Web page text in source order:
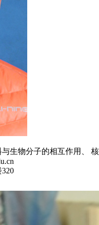
生物分子的相互作用、